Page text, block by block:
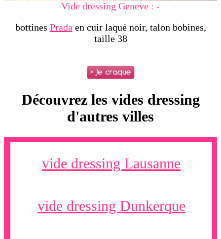
Vide dressing Geneve : -
bottines Prada en cuir laqué noir, talon bobines,
taille 38
Découvrez les vides dressing
d'autres villes
vide dressing Lausanne
vide dressing Dunkerque